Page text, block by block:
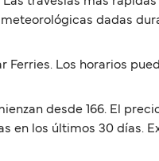
dadas
Ferries. Los horarios
desde 166. El
en los últimos 30 días.